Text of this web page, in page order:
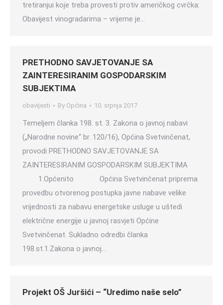
tretiranjui koje treba provesti protiv američkog cvrčka:
Obavijest vinogradarima – vrijeme je…
PRETHODNO SAVJETOVANJE SA
ZAINTERESIRANIM GOSPODARSKIM
SUBJEKTIMA
obavijesti By Općina 10. srpnja 2017
Temeljem članka 198. st. 3. Zakona o javnoj nabavi
(„Narodne novine“ br. 120/16), Općina Svetvinčenat,
provodi PRETHODNO SAVJETOVANJE SA
ZAINTERESIRANIM GOSPODARSKIM SUBJEKTIMA
1.Općenito Općina Svetvinčenat priprema
provedbu otvorenog postupka javne nabave velike
vrijednosti za nabavu energetske usluge u uštedi
električne energije u javnoj rasvjeti Općine
Svetvinčenat. Sukladno odredbi članka
198.st.1.Zakona o javnoj…
Projekt OŠ Juršići – “Uredimo naše selo”